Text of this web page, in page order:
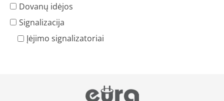
Dovanų idėjos
Signalizacija
Įėjimo signalizatoriai